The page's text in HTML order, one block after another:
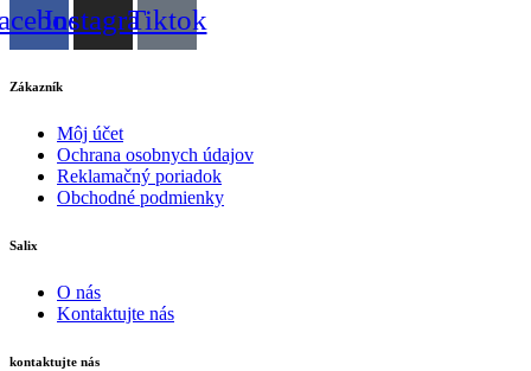
InstagramTiktok
Zákazník
Môj účet
Ochrana osobnych údajov
Reklamačný poriadok
Obchodné podmienky
Salix
O nás
Kontaktujte nás
kontaktujte nás